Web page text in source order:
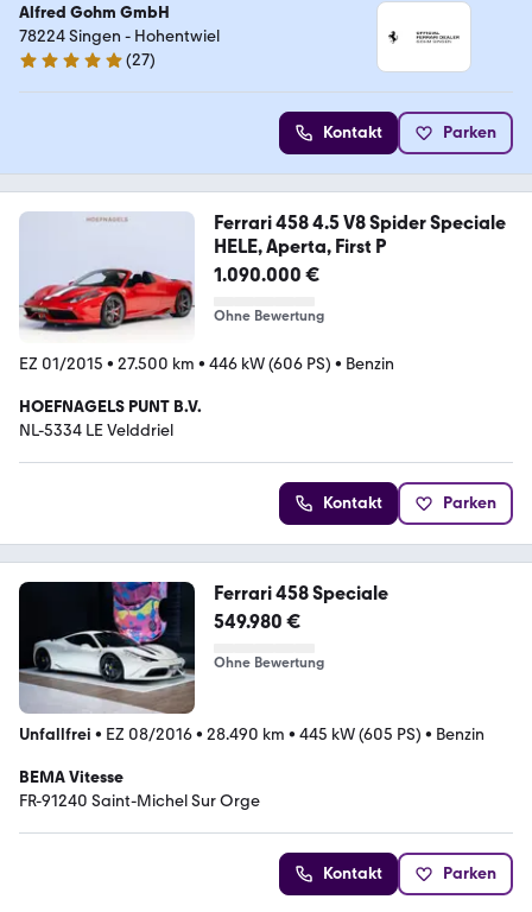
Alfred Gohm GmbH
78224 Singen - Hohentwiel
4.9 Sterne
(27)
Kontakt Parken
Ferrari 458 4.5 V8 Spider Speciale
HELE, Aperta, First P
1.090.000 €
Ohne Bewertung
EZ 01/2015 • 27.500 km • 446 kW (606 PS) • Benzin
HOEFNAGELS PUNT B.V.
NL-5334 LE Velddriel
Kontakt Parken
Ferrari 458 Speciale
549.980 €
Ohne Bewertung
Unfallfrei • EZ 08/2016• 28.490 km • 445 kW (605 PS) • Benzin
BEMA Vitesse
FR-91240 Saint-Michel Sur Orge
Kontakt Parken